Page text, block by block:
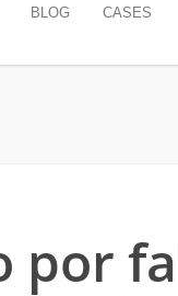
BLOG CASES
por